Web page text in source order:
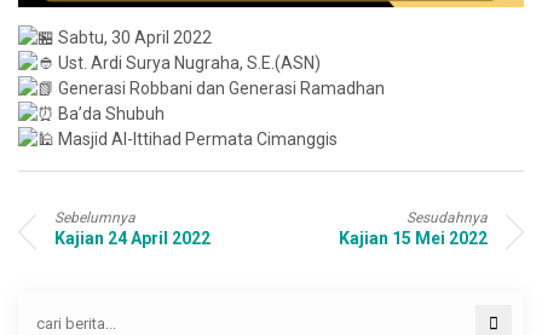
Sabtu, 30 April 2022
Ust. Ardi Surya Nugraha, S.E.(ASN)
Generasi Robbani dan Generasi Ramadhan
Ba’da Shubuh
Masjid Al-Ittihad Permata Cimanggis
Sebelumnya
Kajian 24 April 2022
Sesudahnya
Kajian 15 Mei 2022